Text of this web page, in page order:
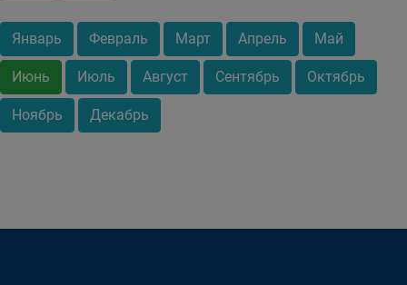
Январь Февраль Март Апрель Май
Июнь Июль Август Сентябрь Октябрь
Ноябрь Декабрь